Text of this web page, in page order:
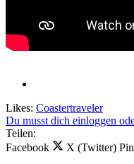
Likes: Coastertraveler
Du musst dich einloggen
Teilen:
Facebook
X (Twitter)